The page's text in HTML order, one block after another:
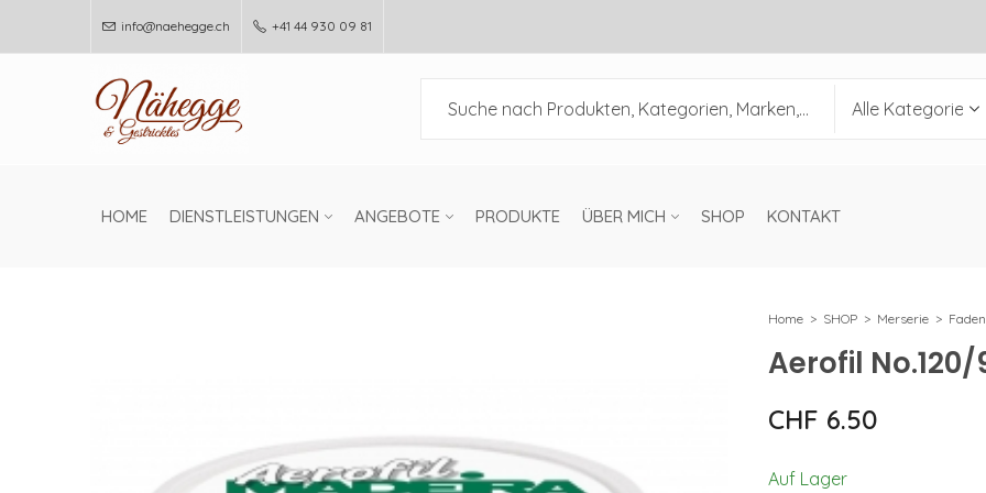
info@naehegge.ch +41 44 930 09 81
HOME DIENSTLEISTUNGEN ANGEBOTE PRODUKTE ÜBER MICH SHOP KONTAKT
Home SHOP Merserie Faden
Aerofil No.120/
CHF 6.50
Auf Lager